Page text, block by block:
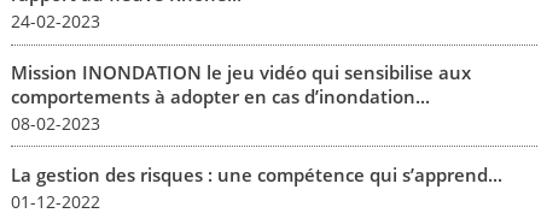
24-02-2023
Mission INONDATION le jeu vidéo qui sensibilise aux
comportements à adopter en cas d’inondation...
08-02-2023
La gestion des risques : une compétence qui s’apprend...
01-12-2022